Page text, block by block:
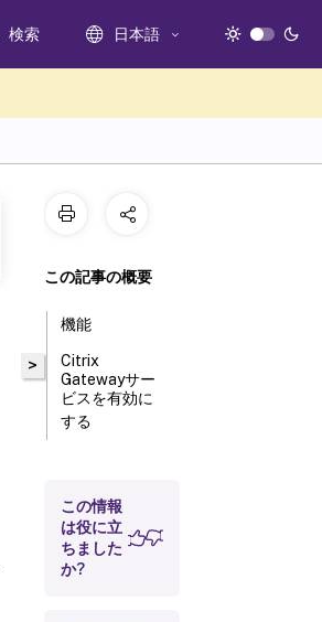
検索 日本語
>
この記事の概要
機能
Citrix
Gatewayサー
ビスを有効に
する
この情報
は役に立
ちました
か?